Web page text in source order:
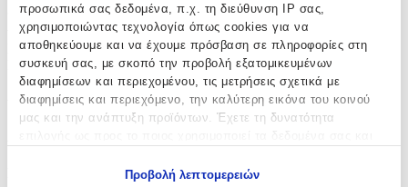
προσωπικά σας δεδομένα, π.χ. τη διεύθυνση IP σας,
χρησιμοποιώντας τεχνολογία όπως cookies για να
αποθηκεύουμε και να έχουμε πρόσβαση σε πληροφορίες στη
συσκευή σας, με σκοπό την προβολή εξατομικευμένων
διαφημίσεων και περιεχομένου, τις μετρήσεις σχετικά με
διαφημίσεις και περιεχόμενο, την καλύτερη εικόνα του κοινού
μας και την ανάπτυξη προϊόντων. Έχετε τη δυνατότητα
Προβολή λεπτομερειών
“Adaptations, Rewritings, and Appropriations” reprints alternative
versions of Antony and Cleopatra’s story, including one by John
Dryden, a burlesque version by F. C. Burnand, a poem by Robert
Louis Stevenson, and an Arabic version by Ahmad Shawqi.
A Selected Bibliography is also included.